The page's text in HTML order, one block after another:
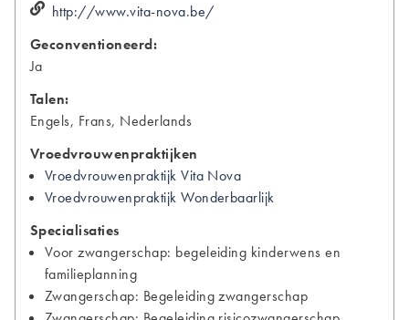
http://www.vita-nova.be/
Geconventioneerd:
Ja
Talen:
Engels, Frans, Nederlands
Vroedvrouwenpraktijken
Vroedvrouwenpraktijk Vita Nova
Vroedvrouwenpraktijk Wonderbaarlijk
Specialisaties
Voor zwangerschap: begeleiding kinderwens en
familieplanning
Zwangerschap: Begeleiding zwangerschap